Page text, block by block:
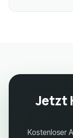
Jetzt
Kostenloser